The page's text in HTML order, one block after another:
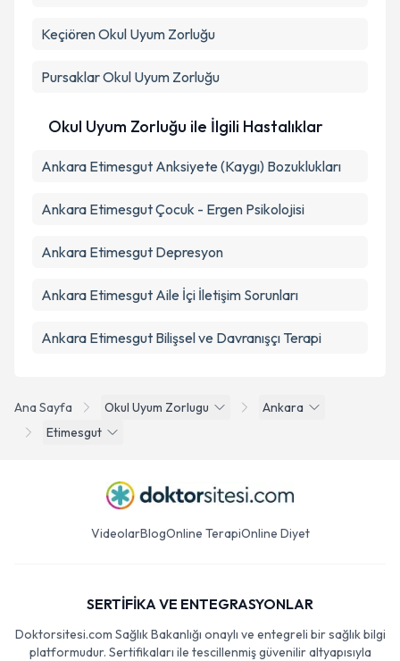
Ana Sayfa Okul Uyum Zorlugu
Ankara
Etimesgut
KeçiörenOkul Uyum Zorluğu
PursaklarOkul Uyum Zorluğu
Okul Uyum Zorluğu ile İlgili Hastalıklar
Ankara Etimesgut Anksiyete (Kaygı) Bozuklukları
Ankara Etimesgut Çocuk - Ergen Psikolojisi
Ankara Etimesgut Depresyon
Ankara Etimesgut Aile İçi İletişim Sorunları
Ankara Etimesgut Bilişsel ve Davranışçı Terapi
VideolarBlogOnline TerapiOnline Diyet
SERTİFİKA VE ENTEGRASYONLAR
Doktorsitesi.com Sağlık Bakanlığı onaylı ve entegreli bir sağlık bilgi
platformudur. Sertifikaları ile tescillenmiş güvenilir altyapısıyla